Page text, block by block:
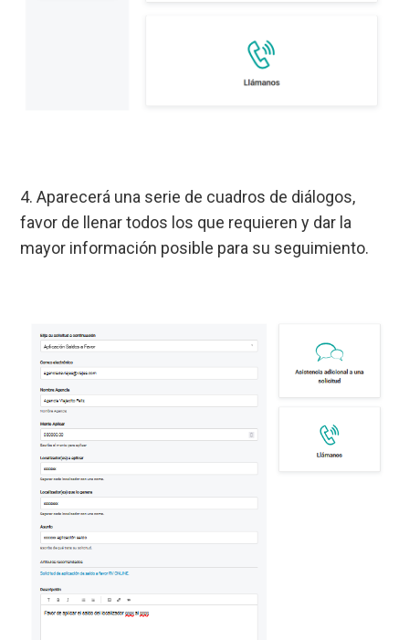
4. Aparecerá una serie de cuadros de diálogos,
favor de llenar todos los que requieren y dar la
mayor información posible para su seguimiento.